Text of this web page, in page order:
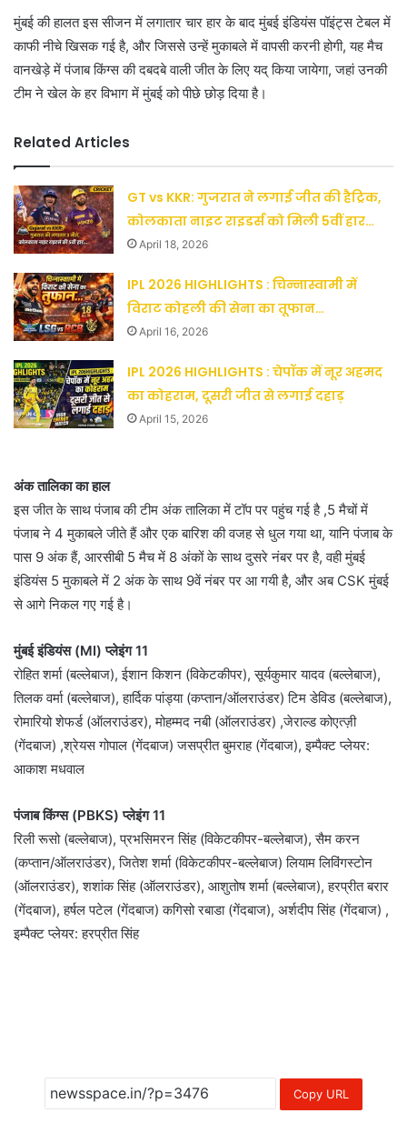
मुंबई की हालत इस सीजन में लगातार चार हार के बाद मुंबई इंडियंस पॉइंट्स टेबल में
काफी नीचे खिसक गई है, और जिससे उन्हें मुकाबले में वापसी करनी होगी, यह मैच
वानखेड़े में पंजाब किंग्स की दबदबे वाली जीत के लिए यद् किया जायेगा, जहां उनकी
टीम ने खेल के हर विभाग में मुंबई को पीछे छोड़ दिया है।
Related Articles
GT vs KKR: गुजरात ने लगाई जीत की हैट्रिक,
कोलकाता नाइट राइडर्स को मिली 5वीं हार…
April 18, 2026
IPL 2026 HIGHLIGHTS : चिन्नास्वामी में
विराट कोहली की सेना का तूफान…
April 16, 2026
IPL 2026 HIGHLIGHTS : चेपॉक में नूर अहमद
का कोहराम, दूसरी जीत से लगाई दहाड़
April 15, 2026
अंक तालिका का हाल
इस जीत के साथ पंजाब की टीम अंक तालिका में टॉप पर पहुंच गई है ,5 मैचों में
पंजाब ने 4 मुकाबले जीते हैं और एक बारिश की वजह से धुल गया था, यानि पंजाब के
पास 9 अंक हैं, आरसीबी 5 मैच में 8 अंकों के साथ दुसरे नंबर पर है, वही मुंबई
इंडियंस 5 मुकाबले में 2 अंक के साथ 9वें नंबर पर आ गयी है, और अब CSK मुंबई
से आगे निकल गए गई है।
मुंबई इंडियंस (MI) प्लेइंग 11
रोहित शर्मा (बल्लेबाज), ईशान किशन (विकेटकीपर), सूर्यकुमार यादव (बल्लेबाज),
तिलक वर्मा (बल्लेबाज), हार्दिक पांड्या (कप्तान/ऑलराउंडर) टिम डेविड (बल्लेबाज),
रोमारियो शेफर्ड (ऑलराउंडर), मोहम्मद नबी (ऑलराउंडर) ,जेराल्ड कोएत्ज़ी
(गेंदबाज) ,श्रेयस गोपाल (गेंदबाज) जसप्रीत बुमराह (गेंदबाज), इम्पैक्ट प्लेयर:
आकाश मधवाल
पंजाब किंग्स (PBKS) प्लेइंग 11
रिली रूसो (बल्लेबाज), प्रभसिमरन सिंह (विकेटकीपर-बल्लेबाज), सैम करन
(कप्तान/ऑलराउंडर), जितेश शर्मा (विकेटकीपर-बल्लेबाज) लियाम लिविंगस्टोन
(ऑलराउंडर), शशांक सिंह (ऑलराउंडर), आशुतोष शर्मा (बल्लेबाज), हरप्रीत बरार
(गेंदबाज), हर्षल पटेल (गेंदबाज) कगिसो रबाडा (गेंदबाज), अर्शदीप सिंह (गेंदबाज) ,
इम्पैक्ट प्लेयर: हरप्रीत सिंह
Copy URL